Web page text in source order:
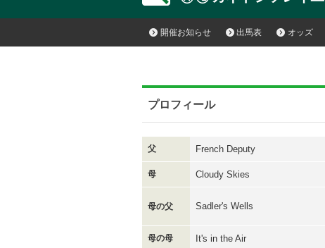
開催お知らせ 出馬表 オッズ
プロフィール
父 French Deputy
母 Cloudy Skies
母の父 Sadler's Wells
母の母 It's in the Air